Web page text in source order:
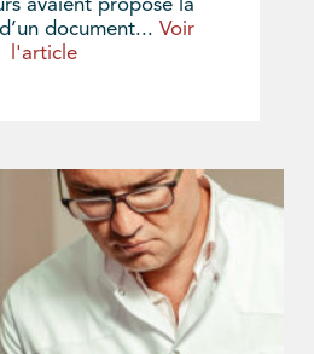
avaient proposé la
document... Voir
l'article